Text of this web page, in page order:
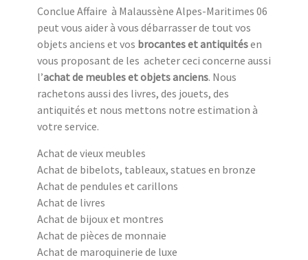
Conclue Affaire à Malaussène Alpes-Maritimes 06
peut vous aider à vous débarrasser de tout vos
objets anciens et vos brocantes et antiquitésen
vous proposant de les acheter ceci concerne aussi
l’achat de meubles et objets anciens. Nous
rachetons aussi des livres, des jouets, des
antiquités et nous mettons notre estimation à
votre service.
Achat de vieux meubles
Achat de bibelots, tableaux, statues en bronze
Achat de pendules et carillons
Achat de livres
Achat de bijoux et montres
Achat de pièces de monnaie
Achat de maroquinerie de luxe